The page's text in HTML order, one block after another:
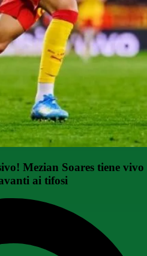
Mezian Soares tiene vivo
ai tifosi